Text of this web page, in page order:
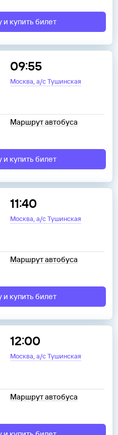
и купить билет
09:55
Москва,а/с Тушинская
Маршрут автобуса
и купить билет
11:40
Москва,а/с Тушинская
Маршрут автобуса
и купить билет
12:00
Москва,а/с Тушинская
Маршрут автобуса